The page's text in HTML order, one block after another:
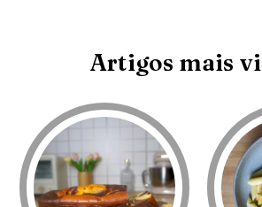
Artigos mais